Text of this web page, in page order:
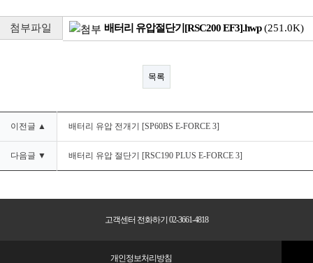
첨부파일 배터리 유압절단기[RSC200 EF3].hwp(251.0K)
목록
이전글 ▲ 배터리 유압 전개기 [SP60BS E-FORCE 3]
다음글 ▼ 배터리 유압 절단기 [RSC190 PLUS E-FORCE 3]
고객센터 전화하기 02-3661-4818
개인정보처리방침